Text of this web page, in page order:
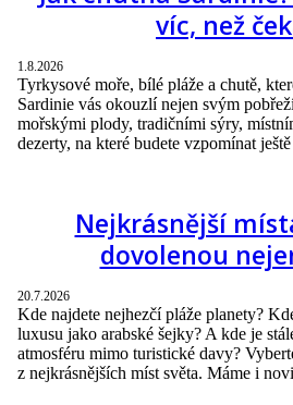
víc, než
1.8.2026
Tyrkysové moře, bílé pláže a chutě,
Sardinie vás okouzlí nejen svým
mořskými plody, tradičními sýry,
dezerty, na které budete vzpomínat
Nejkrásnější
dovolenou
20.7.2026
Kde najdete nejhezčí pláže planety?
luxusu jako arabské šejky? A kde je
atmosféru mimo turistické davy?
z nejkrásnějších míst světa. Máme i